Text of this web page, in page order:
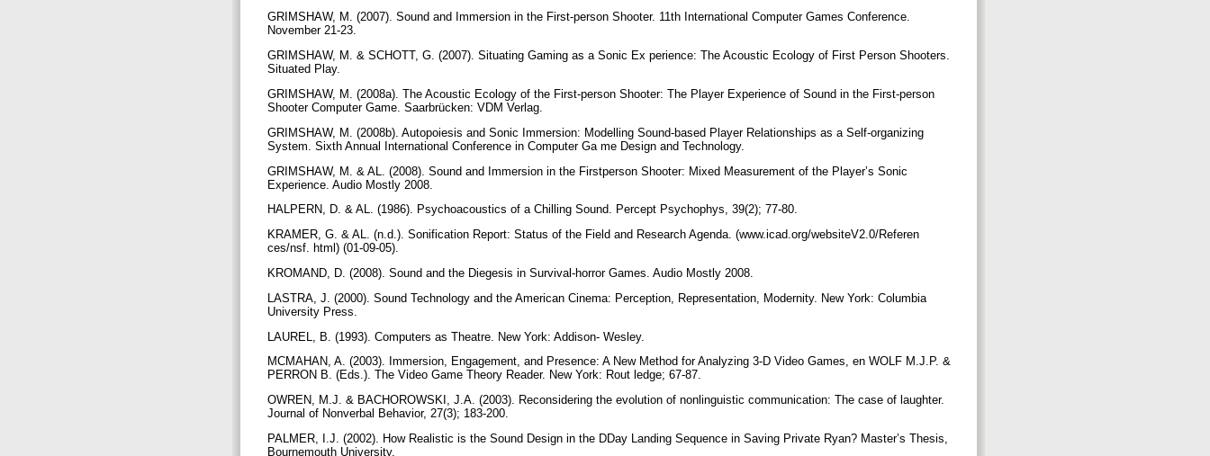
GRIMSHAW, M. (2007). Sound and Immersion in the First-person Shooter. 11th International Computer Games Conference.
November 21-23.
GRIMSHAW, M. & SCHOTT, G. (2007). Situating Gaming as a Sonic Ex perience: The Acoustic Ecology of First Person Shooters.
Situated Play.
GRIMSHAW, M. (2008a). The Acoustic Ecology of the First-person Shooter: The Player Experience of Sound in the First-person
Shooter Computer Game. Saarbrücken: VDM Verlag.
GRIMSHAW, M. (2008b). Autopoiesis and Sonic Immersion: Modelling Sound-based Player Relationships as a Self-organizing
System. Sixth Annual International Conference in Computer Ga me Design and Technology.
GRIMSHAW, M. & AL. (2008). Sound and Immersion in the Firstperson Shooter: Mixed Measurement of the Player’s Sonic
Experience. Audio Mostly 2008.
HALPERN, D. & AL. (1986). Psychoacoustics of a Chilling Sound. Percept Psychophys, 39(2); 77-80.
KRAMER, G. & AL. (n.d.). Sonification Report: Status of the Field and Research Agenda. (www.icad.org/websiteV2.0/Referen
ces/nsf. html) (01-09-05).
KROMAND, D. (2008). Sound and the Diegesis in Survival-horror Games. Audio Mostly 2008.
LASTRA, J. (2000). Sound Technology and the American Cinema: Perception, Representation, Modernity. New York: Columbia
University Press.
LAUREL, B. (1993). Computers as Theatre. New York: Addison- Wesley.
MCMAHAN, A. (2003). Immersion, Engagement, and Presence: A New Method for Analyzing 3-D Video Games, en WOLF M.J.P. &
PERRON B. (Eds.). The Video Game Theory Reader. New York: Rout ledge; 67-87.
OWREN, M.J. & BACHOROWSKI, J.A. (2003). Reconsidering the evolution of nonlinguistic communication: The case of laughter.
Journal of Nonverbal Behavior, 27(3); 183-200.
PALMER, I.J. (2002). How Realistic is the Sound Design in the DDay Landing Sequence in Saving Private Ryan? Master’s Thesis,
Bournemouth University.